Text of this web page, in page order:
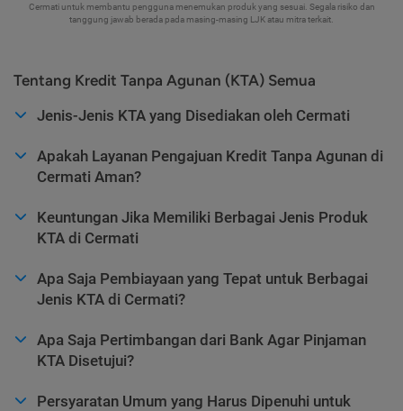
Cermati untuk membantu pengguna menemukan produk yang sesuai. Segala risiko dan
tanggung jawab berada pada masing-masing LJK atau mitra terkait.
Tentang Kredit Tanpa Agunan (KTA) Semua
Jenis-Jenis KTA yang Disediakan oleh Cermati
Apakah Layanan Pengajuan Kredit Tanpa Agunan di
Cermati Aman?
Keuntungan Jika Memiliki Berbagai Jenis Produk
KTA di Cermati
Apa Saja Pembiayaan yang Tepat untuk Berbagai
Jenis KTA di Cermati?
Apa Saja Pertimbangan dari Bank Agar Pinjaman
KTA Disetujui?
Persyaratan Umum yang Harus Dipenuhi untuk